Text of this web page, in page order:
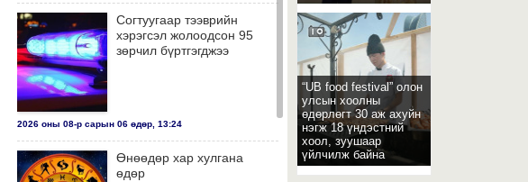
Согтуугаар тээврийн
хэрэгсэл жолоодсон 95
зөрчил бүртгэгджээ
2026 оны 08-р сарын 06 өдөр, 13:24
Өнөөдөр хар хулгана
өдөр
“UB food festival” олон
улсын хоолны
өдөрлөгт 30 аж ахуйн
нэгж 18 үндэстний
хоол, зуушаар
үйлчилж байна